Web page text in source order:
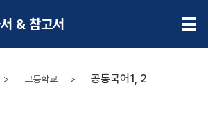
& 참고서
고등학교 공통국어1, 2